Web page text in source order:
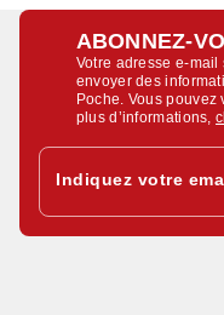
ABONNEZ-
Votre adresse e-
envoyer des
Poche. Vous
plus d’informations,
Indiquez votre